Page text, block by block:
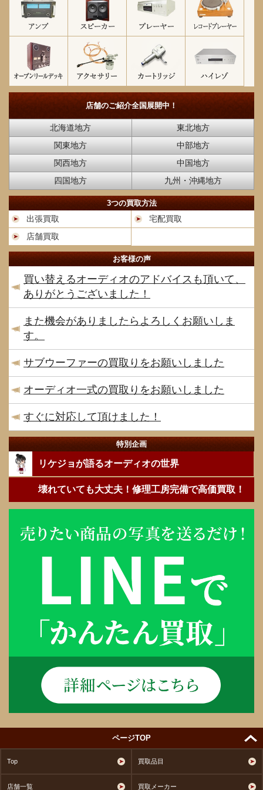
店舗のご紹介全国展開中！
北海道地方
東北地方
関東地方
中部地方
関西地方
中国地方
四国地方
九州・沖縄地方
3つの買取方法
出張買取
宅配買取
店舗買取
お客様の声
買い替えるオーディオのアドバイスも頂いて、
ありがとうございました！
また機会がありましたらよろしくお願いしま
す。
サブウーファーの買取りをお願いしました
オーディオ一式の買取りをお願いしました
すぐに対応して頂けました！
特別企画
リケジョが語るオーディオの世界
壊れていても大丈夫！修理工房完備で高価買取！
ページTOP
Top 買取品目
店舗一覧 買取メーカー